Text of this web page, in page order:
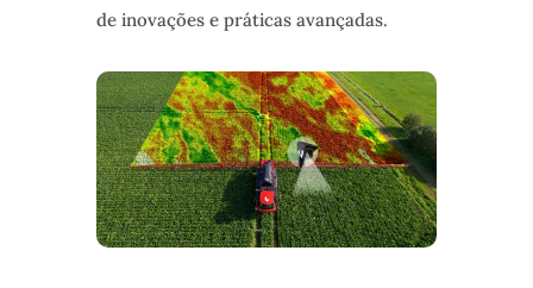
de inovações e práticas avançadas.